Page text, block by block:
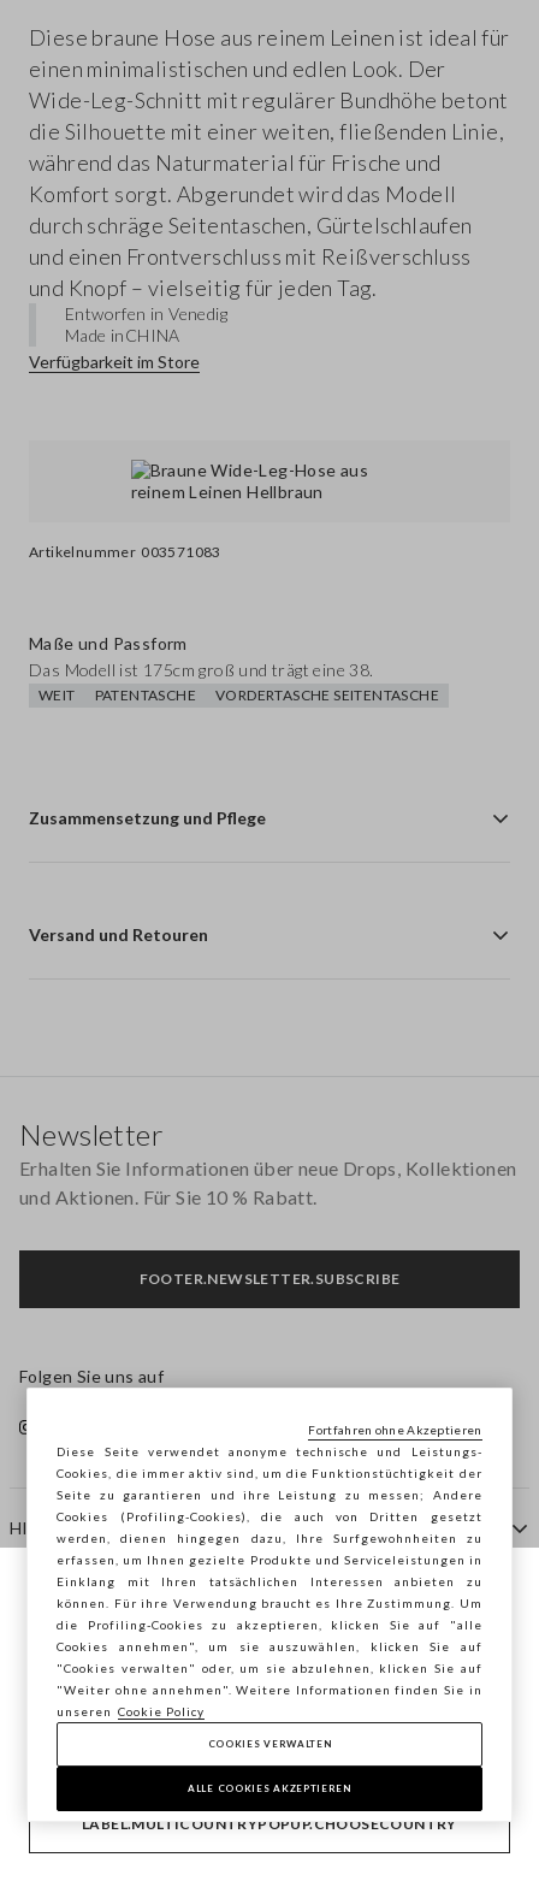
Artikelnummer 003571083
Diese braune Hose aus reinem Leinen ist ideal für
einen minimalistischen und edlen Look. Der
Wide-Leg-Schnitt mit regulärer Bundhöhe betont
die Silhouette mit einer weiten, fließenden Linie,
während das Naturmaterial für Frische und
Komfort sorgt. Abgerundet wird das Modell
durch schräge Seitentaschen, Gürtelschlaufen
und einen Frontverschluss mit Reißverschluss
und Knopf – vielseitig für jeden Tag.
Entworfen in Venedig
Made inCHINA
Verfügbarkeit im Store
Maße und Passform
Das Modell ist 175cm groß und trägt eine 38.
WEIT PATENTASCHE VORDERTASCHE SEITENTASCHE
Zusammensetzung und Pflege
Versand und Retouren
HILFE
AGENTUR
KONTAKTE
Newsletter
Erhalten Sie Informationen über neue Drops, Kollektionen
und Aktionen. Für Sie 10 % Rabatt.
FOOTER.NEWSLETTER.SUBSCRIBE
Folgen Sie uns auf
Copyright © Ovs S.p.A. MwSt.-Nr. 04240010274 - Kap.
Kap. 290.923.470 -2.4.0
Sie surfen auf der Seite von STEFANEL
Deutschland, möchten Sie Ihren Standort
speichern?
BESTÄTIGEN
LABEL.MULTICOUNTRYPOPUP.CHOOSECOUNTRY
footer.item.country Deutschland
Diese Seite verwendet anonyme technische und Leistungs-
Cookies, die immer aktiv sind, um die Funktionstüchtigkeit der
Seite zu garantieren und ihre Leistung zu messen; Andere
Cookies (Profiling-Cookies), die auch von Dritten gesetzt
werden, dienen hingegen dazu, Ihre Surfgewohnheiten zu
erfassen, um Ihnen gezielte Produkte und Serviceleistungen in
Einklang mit Ihren tatsächlichen Interessen anbieten zu
können. Für ihre Verwendung braucht es Ihre Zustimmung. Um
die Profiling-Cookies zu akzeptieren, klicken Sie auf "alle
Cookies annehmen", um sie auszuwählen, klicken Sie auf
"Cookies verwalten" oder, um sie abzulehnen, klicken Sie auf
"Weiter ohne annehmen". Weitere Informationen finden Sie in
unseren
Cookie Policy
COOKIES VERWALTEN
ALLE COOKIES AKZEPTIEREN
Fortfahren ohne Akzeptieren